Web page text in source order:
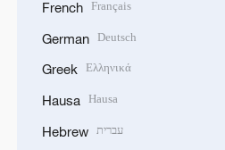
French Français
German Deutsch
Greek Ελληνικά
Hausa Hausa
Hebrew עברית